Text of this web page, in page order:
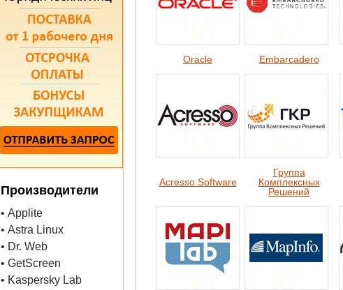
Производители
• Applite
• Astra Linux
• Dr. Web
• GetScreen
• Kaspersky Lab
Oracle Embarcadero
Acresso Software
Группа
Комплексных
Решений